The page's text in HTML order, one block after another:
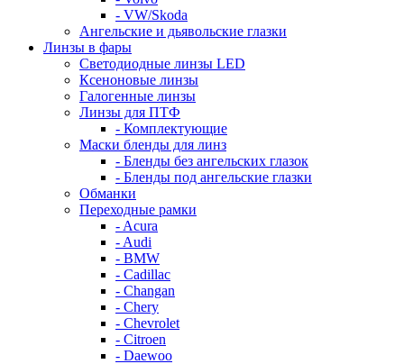
- VW/Skoda
Ангельские и дьявольские глазки
Линзы в фары
Светодиодные линзы LED
Ксеноновые линзы
Галогенные линзы
Линзы для ПТФ
- Комплектующие
Маски бленды для линз
- Бленды без ангельских глазок
- Бленды под ангельские глазки
Обманки
Переходные рамки
- Acura
- Audi
- BMW
- Cadillac
- Changan
- Chery
- Chevrolet
- Citroen
- Daewoo